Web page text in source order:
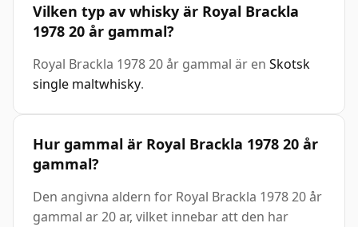
Vilken typ av whisky är Royal Brackla
1978 20 år gammal?
Royal Brackla 1978 20 år gammal är en Skotsk
single maltwhisky.
Hur gammal är Royal Brackla 1978 20 år
gammal?
Den angivna aldern for Royal Brackla 1978 20 år
gammal ar 20 ar, vilket innebar att den har